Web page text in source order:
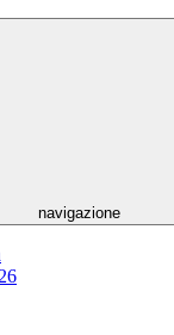
navigazione